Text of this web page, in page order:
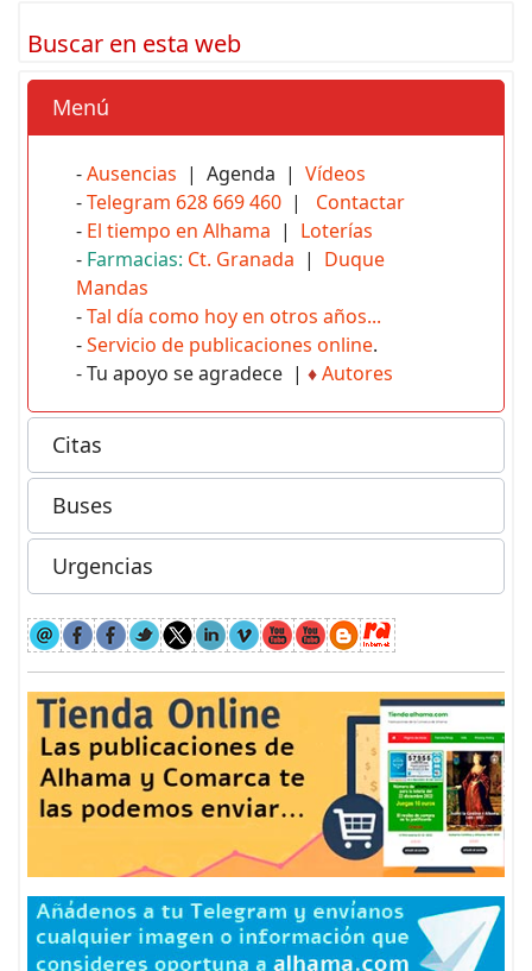
Buscar en esta web
Menú
-Ausencias | Agenda | Vídeos
-Telegram 628 669 460 | Contactar
- El tiempo en Alhama | Loterías
- Farmacias: Ct. Granada | Duque
Mandas
-Tal día como hoy en otros años...
-Servicio de publicaciones online.
- Tu apoyo se agradece | ♦Autores
Citas
Buses
Urgencias